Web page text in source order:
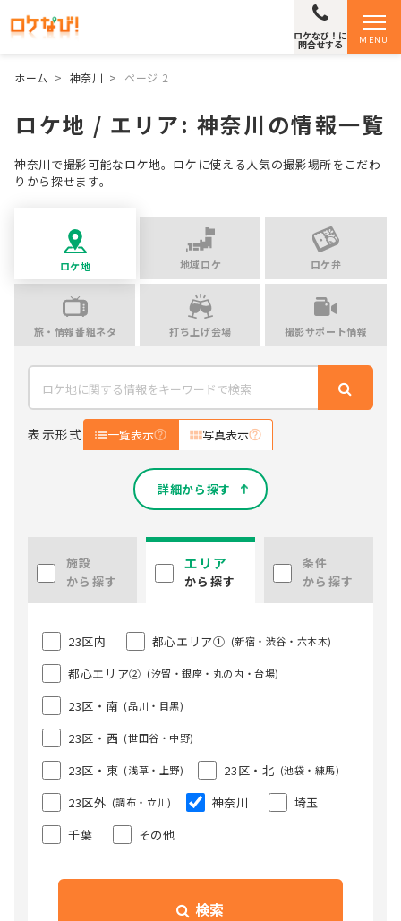
MENU
ロケなび！に
問合せする
ホーム > 神奈川 > ページ 2
ロケ地 / エリア: 神奈川 の情報一覧
神奈川で撮影可能なロケ地。ロケに使える人気の撮影場所をこだわ
りから探せます。
ロケ地 地域ロケ ロケ弁
旅・情報番組ネタ 打ち上げ会場 撮影サポート情報
表示形式 一覧表示 写真表示
詳細から探す
施設
から探す
エリア
から探す
条件
から探す
23区内 都心エリア① (新宿・渋谷・六本木)
都心エリア② (汐留・銀座・丸の内・台場)
23区・南 (品川・目黒)
23区・西 (世田谷・中野)
23区・東 (浅草・上野) 23区・北 (池袋・練馬)
23区外 (調布・立川) 神奈川
埼玉
千葉
その他
検索